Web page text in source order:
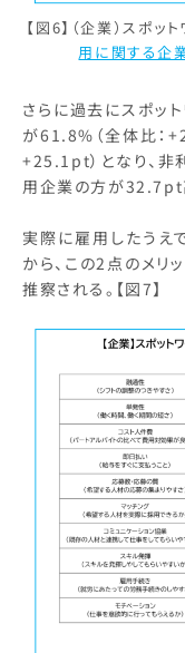
【図6】（企業）スポッ
用に関する企
さらに過去にスポッ
が61.8%（全体比：
+25.1pt）となり、非
用企業の方が32.7pt
実際に雇用したうえ
から、この2点のメリ
推察される。【図7】